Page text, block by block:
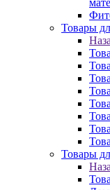
Товары
Товары